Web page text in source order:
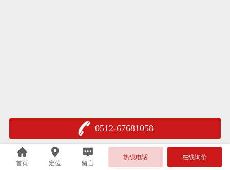
0512-67681058
首页 定位 留言
热线电话 在线询价